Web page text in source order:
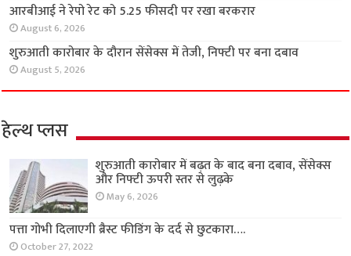
आरबीआई ने रेपो रेट को 5.25 फीसदी पर रखा बरकरार
August 6, 2026
शुरुआती कारोबार के दौरान सेंसेक्स में तेजी, निफ्टी पर बना दबाव
August 5, 2026
हेल्थ प्लस
शुरुआती कारोबार में बढ़त के बाद बना दबाव, सेंसेक्स
और निफ्टी ऊपरी स्तर से लुढ़के
May 6, 2026
पत्ता गोभी दिलाएगी ब्रैस्ट फीडिंग के दर्द से छुटकारा….
October 27, 2022